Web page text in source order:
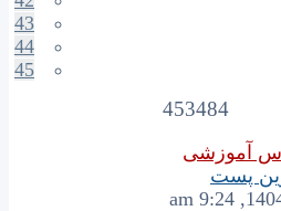
43
44
45
453484
آموزشی
پست